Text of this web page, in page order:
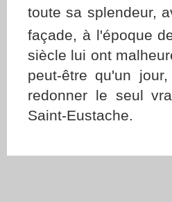
toute sa splendeur,
façade, à l'époque
siècle lui ont
peut-être qu'un
redonner le seul
Saint-Eustache.